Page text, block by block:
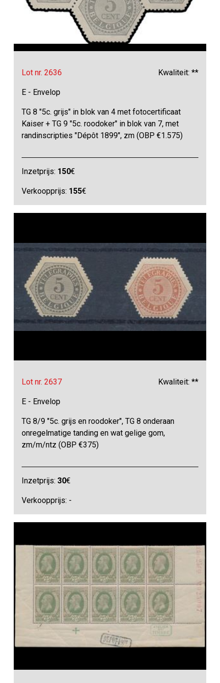
Lot nr. 2636 Kwaliteit: **
E - Envelop
TG 8 "5c. grijs" in blok van 4 met fotocertificaat
Kaiser + TG 9 "5c. roodoker" in blok van 7, met
randinscripties "Dépôt 1899", zm (OBP €1.575)
Inzetprijs: 150€
Verkoopprijs: 155€
Lot nr. 2637 Kwaliteit: **
E - Envelop
TG 8/9 "5c. grijs en roodoker", TG 8 onderaan
onregelmatige tanding en wat gelige gom,
zm/m/ntz (OBP €375)
Inzetprijs:30€
Verkoopprijs: -